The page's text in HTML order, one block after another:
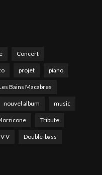
Concert
projet piano
Bains Macabres
nouvel album music
Tribute
V V Double-bass